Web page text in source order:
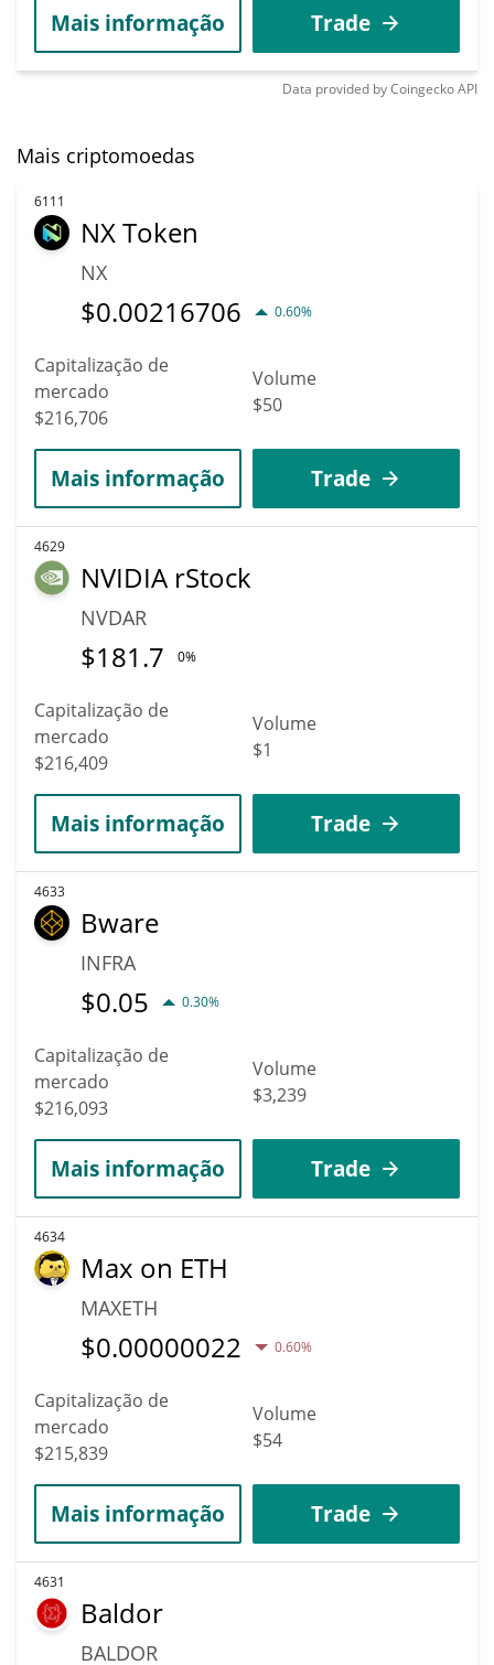
Mais informação Trade
Data provided byCoingeckoAPI
Mais criptomoedas
6111
NX Token
NX
$0.00216706 0.60%
Capitalização de
mercado
$216,706
Volume
$50
Mais informação Trade
4629
NVIDIA rStock
NVDAR
$181.7 0%
Capitalização de
mercado
$216,409
Volume
$1
Mais informação Trade
4633
Bware
INFRA
$0.05 0.30%
Capitalização de
mercado
$216,093
Volume
$3,239
Mais informação Trade
4634
Max on ETH
MAXETH
$0.00000022 0.60%
Capitalização de
mercado
$215,839
Volume
$54
Mais informação Trade
4631
Baldor
BALDOR